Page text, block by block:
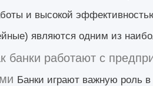
и высокой
являются одним из
банки работают с
Банки играют важную роль